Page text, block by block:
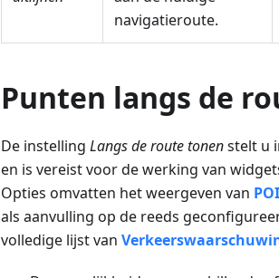
navigatieroute.
Punten langs de
De instelling Langs de route tonenstelt u
en is vereist voor de werking van
Opties omvatten het weergeven van
als aanvulling op de reeds
volledige lijst van